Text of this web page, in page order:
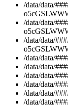
/data/data/
/data/data/
/data/data/
/data/data/
/data/data/
/data/data/
/data/data/
/data/data/
/data/data/